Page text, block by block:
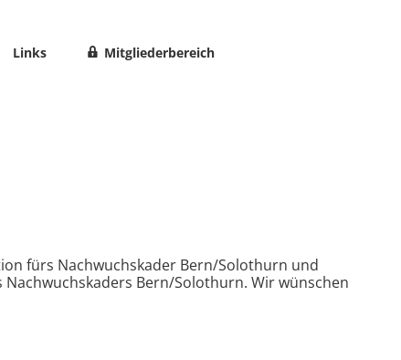
Links Mitgliederbereich
fürs Nachwuchskader Bern/Solothurn und
Bern/Solothurn. Wir wünschen